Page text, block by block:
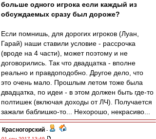
больше одного игрока если каждый из
обсуждаемых сразу был дороже?
Если помнишь, для дорогих игроков (Луан,
Гарай) наши ставили условие - рассрочка
(вроде на 4 части), может поэтому и не
договорились. Так что двадцатка - вполне
реально и правдоподобно. Другое дело, что
это очень мало. Прошлым летом тоже была
двадцатка, по идеи - в этом должен быть где-то
полтишек (включая доходы от ЛЧ). Получается
зажали баблишко-то... Нехорошо, некрасиво...
Красногорский -